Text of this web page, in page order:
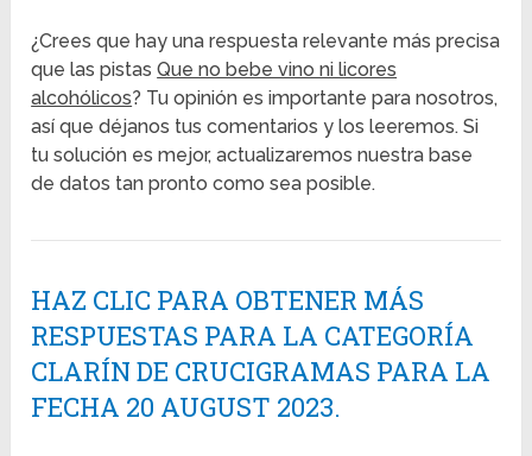
¿Crees que hay una respuesta relevante más precisa
que las pistasQue no bebe vino ni licores
alcohólicos? Tu opinión es importante para nosotros,
así que déjanos tus comentarios y los leeremos. Si
tu solución es mejor, actualizaremos nuestra base
de datos tan pronto como sea posible.
HAZ CLIC PARA OBTENER MÁS
RESPUESTAS PARA LA CATEGORÍA
CLARÍN DE CRUCIGRAMAS PARA LA
FECHA 20 AUGUST 2023.